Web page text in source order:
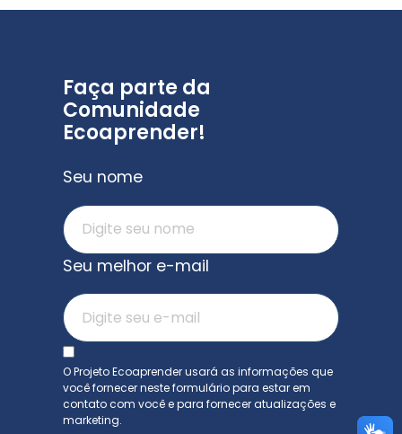
Faça parte da
Comunidade
Ecoaprender!
Seu nome
Seu melhor e-mail
O Projeto Ecoaprender usará as informações que
você fornecer neste formulário para estar em
contato com você e para fornecer atualizações e
marketing.